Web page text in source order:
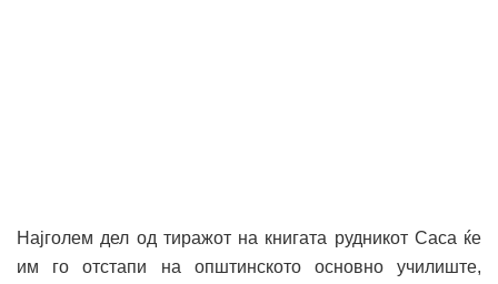
Најголем дел од тиражот на книгата рудникот Саса ќе
им го отстапи на општинското основно училиште,